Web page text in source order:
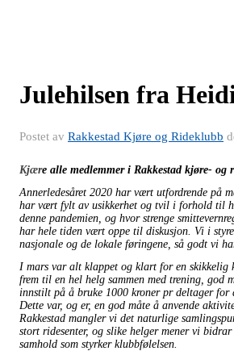
Julehilsen fra
Postet av Rakkestad Kjøre og Rideklubb
Kjære alle medlemmer i Rakkestad kjøre- og
Annerledesåret 2020 har vært utfordrende på
har vært fylt av usikkerhet og tvil i forhold til
denne pandemien, og hvor strenge
har hele tiden vært oppe til diskusjon. Vi i
nasjonale og de lokale føringene, så godt vi
I mars var alt klappet og klart for en skikkelig
frem til en hel helg sammen med trening, god
innstilt på å bruke 1000 kroner pr deltager for
Dette var, og er, en god måte å anvende
Rakkestad mangler vi det naturlige
stort ridesenter, og slike helger mener vi
samhold som styrker klubbfølelsen.